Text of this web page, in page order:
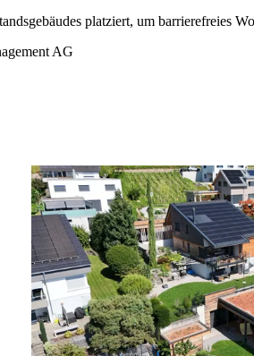
platziert, um barrierefreies
AG